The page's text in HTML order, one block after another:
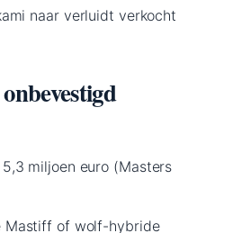
naar verluidt verkocht
miljoen euro (Masters
Mastiff of wolf-hybride